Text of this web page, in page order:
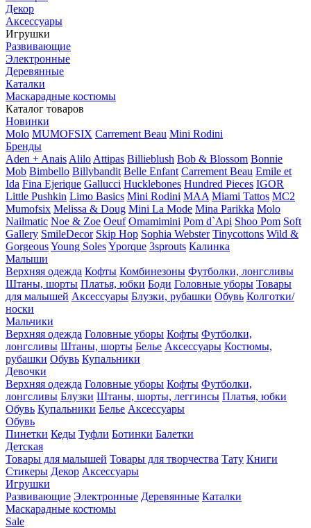
Декор
Аксессуары
Игрушки
Развивающие
Электронные
Деревянные
Каталки
Маскарадные костюмы
Каталог товаров
Новинки
Molo MUMOFSIX Carrement Beau Mini Rodini
Бренды
Aden + Anais Alilo Attipas Billieblush Bob & Blossom Bonnie
Mob Bimbello Billybandit Belle Enfant Carrement Beau Emile et
Ida Fina Ejerique Gallucci Hucklebones Hundred Pieces IGOR
Little Pushkin Limo Basics Mini Rodini MAA Miami Tattos MC2
Mumofsix Melissa & Doug Mini La Mode Mina Parikka Molo
Nailmatic Noe & Zoe Oeuf Omamimini Pom d`Api Shoo Pom Soft
Gallery SmileDecor Skip Hop Sophia Webster Tinycottons Wild &
GorgeousYoung SolesYporque 3sprouts Калинка
Малыши
Верхняя одежда Кофты Комбинезоны Футболки, лонгсливы
Штаны, шорты Платья, юбки Боди Головные уборы Товары
для малышей Аксессуары Блузки, рубашки Обувь Колготки/
носки
Мальчики
Верхняя одежда Головные уборы Кофты Футболки,
лонгсливы Штаны, шорты Белье Аксессуары Костюмы,
рубашки Обувь Купальники
Девочки
Верхняя одежда Головные уборы Кофты Футболки,
лонгсливы Блузки Штаны, шорты, леггинсы Платья, юбки
Обувь Купальники Белье Аксессуары
Обувь
Пинетки Кеды Туфли Ботинки Балетки
Детская
Товары для малышей Товары для творчества Тату Книги
Стикеры Декор Аксессуары
Игрушки
Развивающие Электронные Деревянные Каталки
Маскарадные костюмы
Sale